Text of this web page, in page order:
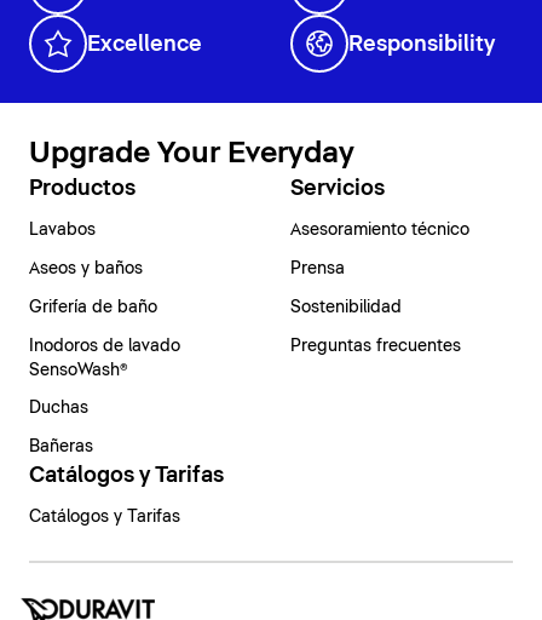
Excellence Responsibility
Upgrade Your Everyday
Productos
Lavabos
Aseos y baños
Grifería de baño
Inodoros de lavado
SensoWash®
Duchas
Bañeras
Servicios
Asesoramiento técnico
Prensa
Sostenibilidad
Preguntas frecuentes
Catálogos y Tarifas
Catálogos y Tarifas